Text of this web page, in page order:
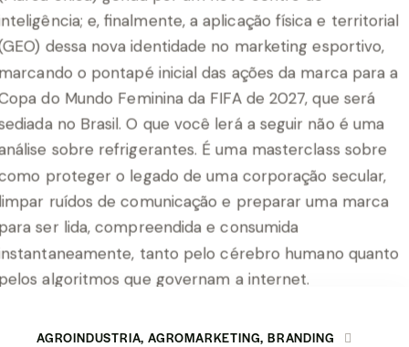
AGROINDUSTRIA,AGROMARKETING,BRANDING